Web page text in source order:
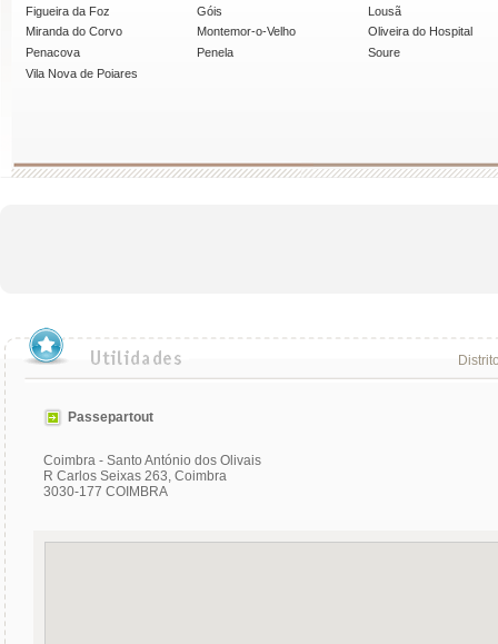
Figueira da Foz
Góis
Lousã
Miranda do Corvo
Montemor-o-Velho
Oliveira do Hospital
Penacova
Penela
Soure
Vila Nova de Poiares
Passepartout
Coimbra - Santo António dos Olivais
R Carlos Seixas 263, Coimbra
3030-177 COIMBRA